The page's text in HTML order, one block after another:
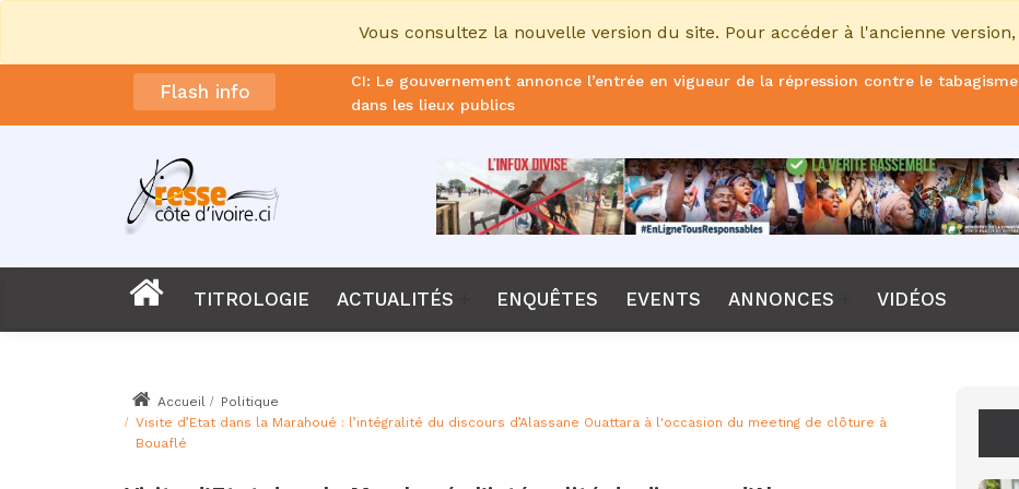
Vous consultez la nouvelle version du site. Pour accéder à l'ancienne version,
Flash info
CI: Le gouvernement annonce l’entrée en vigueur de la répression contre le tabagisme
dans les lieux publics
Foot : La FIF annonce le non-renouvellement du contrat d'Emerse Faé à la tête des
Foot: Zinédine Zidane, nouveau sélectionneur de l’équipe de France
Le procureur de la CPI, Karim Khan, démis de ses fonctions par les États parties
Deuil : Émile Constant Bombet, ancien ministre de l'Intérieur est décédé à l'âge de 85
TITROLOGIE ACTUALITÉS ENQUÊTES EVENTS ANNONCES VIDÉOS
Accueil
Politique
Visite d’Etat dans la Marahoué : l’intégralité du discours d’Alassane Ouattara à l'occasion du meeting de clôture à
Bouaflé